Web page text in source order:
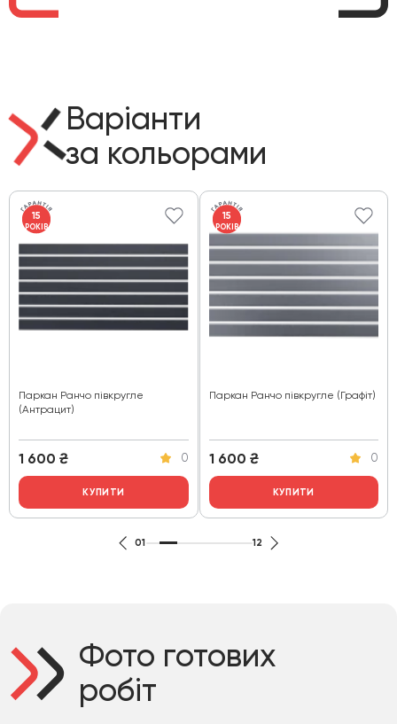
Варіанти
за кольорами
15
РОКІВ
Паркан Ранчо півкругле
(Антрацит)
1 600 ₴ 0
КУПИТИ
15
РОКІВ
Паркан Ранчо півкругле (Графіт)
1 600 ₴ 0
КУПИТИ
01 12
Фото готових
робіт